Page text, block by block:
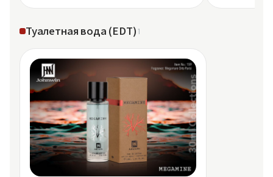
Туалетная вода (EDT)1